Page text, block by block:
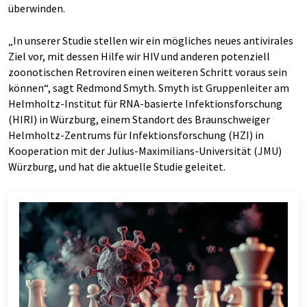
überwinden.
„In unserer Studie stellen wir ein mögliches neues antivirales
Ziel vor, mit dessen Hilfe wir HIV und anderen potenziell
zoonotischen Retroviren einen weiteren Schritt voraus sein
können“, sagt Redmond Smyth. Smyth ist Gruppenleiter am
Helmholtz-Institut für RNA-basierte Infektionsforschung
(HIRI) in Würzburg, einem Standort des Braunschweiger
Helmholtz-Zentrums für Infektionsforschung (HZI) in
Kooperation mit der Julius-Maximilians-Universität (JMU)
Würzburg, und hat die aktuelle Studie geleitet.